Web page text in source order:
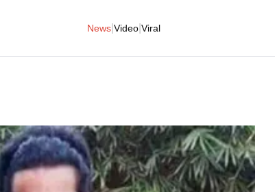
News Video Viral